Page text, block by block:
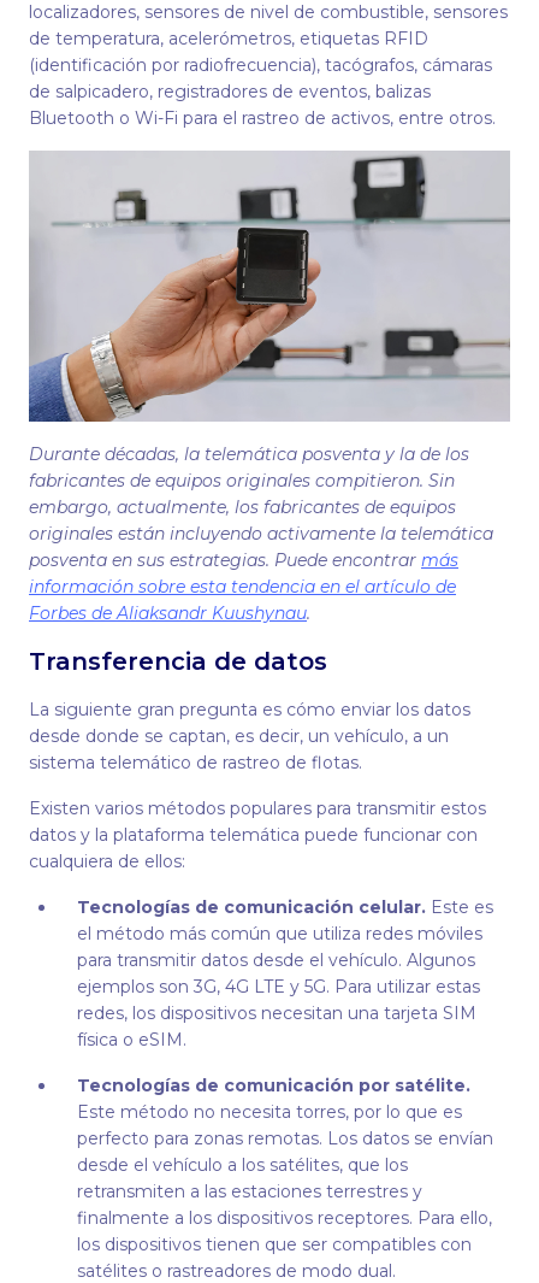
localizadores, sensores de nivel de combustible, sensores
de temperatura, acelerómetros, etiquetas RFID
(identificación por radiofrecuencia), tacógrafos, cámaras
de salpicadero, registradores de eventos, balizas
Bluetooth o Wi-Fi para el rastreo de activos, entre otros.
Durante décadas, la telemática posventa y la de los
fabricantes de equipos originales compitieron. Sin
embargo, actualmente, los fabricantes de equipos
originales están incluyendo activamente la telemática
posventa en sus estrategias. Puede encontrar más
información sobre esta tendencia en el artículo de
Forbes de Aliaksandr Kuushynau.
Transferencia de datos
La siguiente gran pregunta es cómo enviar los datos
desde donde se captan, es decir, un vehículo, a un
sistema telemático de rastreo de flotas.
Existen varios métodos populares para transmitir estos
datos y la plataforma telemática puede funcionar con
cualquiera de ellos:
Tecnologías de comunicación celular. Este es
el método más común que utiliza redes móviles
para transmitir datos desde el vehículo. Algunos
ejemplos son 3G, 4G LTE y 5G. Para utilizar estas
redes, los dispositivos necesitan una tarjeta SIM
física o eSIM.
Tecnologías de comunicación por satélite.
Este método no necesita torres, por lo que es
perfecto para zonas remotas. Los datos se envían
desde el vehículo a los satélites, que los
retransmiten a las estaciones terrestres y
finalmente a los dispositivos receptores. Para ello,
los dispositivos tienen que ser compatibles con
satélites o rastreadores de modo dual.